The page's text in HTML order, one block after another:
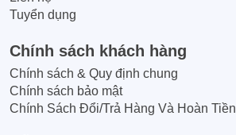
Tuyển dụng
Chính sách khách hàng
Chính sách & Quy định chung
Chính sách bảo mật
Chính Sách Đổi/Trả Hàng Và Hoàn Tiền